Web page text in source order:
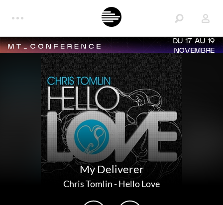
DU 17 AU 19
NOVEMBRE
My Deliverer
Chris Tomlin-Hello Love